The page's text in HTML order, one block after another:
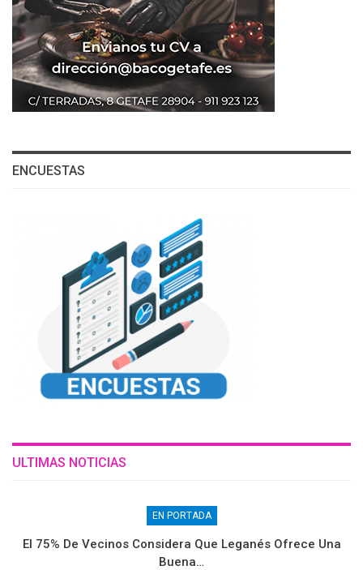
ENCUESTAS
ULTIMAS NOTICIAS
EN PORTADA
El 75% De Vecinos Considera Que Leganés Ofrece Una
Buena…